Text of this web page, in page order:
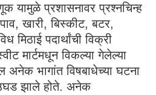
यामुळे प्रशासनावर प्रश्नचिन्ह
खारी, बिस्कीट, बटर,
पदार्थांची विक्री
मार्टमधून विकल्या गेलेल्या
अनेक भागांत विषबाधेच्या घटना
उघड झाले होते. अनेक